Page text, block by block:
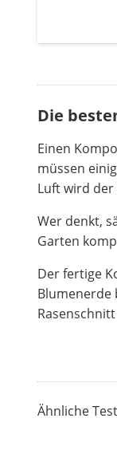
Die
Einen
müssen
Luft wird
Wer denkt,
Garten
Der fertige
Blumenerde
Ähnliche